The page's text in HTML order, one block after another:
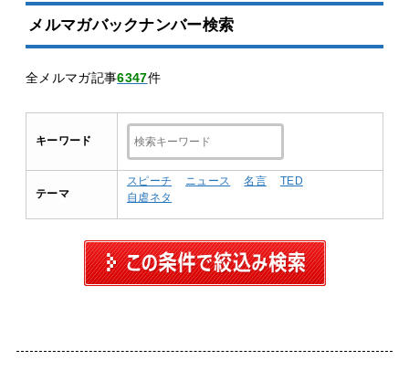
メルマガバックナンバー検索
全メルマガ記事6347件
キーワード
テーマ
スピーチ ニュース 名言
TED
自虐ネタ